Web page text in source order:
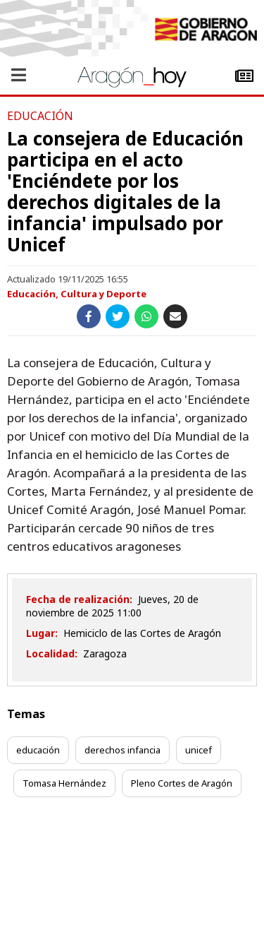
EDUCACIÓN
La consejera de Educación
participa en el acto
'Enciéndete por los
derechos digitales de la
infancia' impulsado por
Unicef
Actualizado 19/11/2025 16:55
Educación, Cultura y Deporte
La consejera de Educación, Cultura y
Deporte del Gobierno de Aragón, Tomasa
Hernández, participa en el acto 'Enciéndete
por los derechos de la infancia', organizado
por Unicef con motivo del Día Mundial de la
Infancia en el hemiciclo de las Cortes de
Aragón. Acompañará a la presidenta de las
Cortes, Marta Fernández, y al presidente de
Unicef Comité Aragón, José Manuel Pomar.
Participarán cercade 90 niños de tres
centros educativos aragoneses
Fecha de realización: jueves, 20 de
noviembre de 2025 11:00
Lugar: Hemiciclo de las Cortes de Aragón
Localidad: Zaragoza
Temas
educación derechos infancia unicef
Tomasa Hernández Pleno Cortes de Aragón